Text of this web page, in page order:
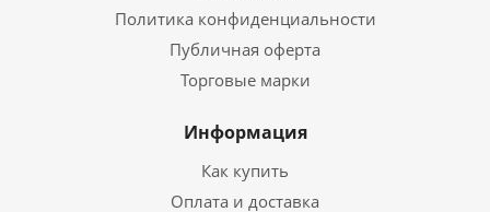
Политика конфиденциальности
Публичная оферта
Торговые марки
Информация
Как купить
Оплата и доставка